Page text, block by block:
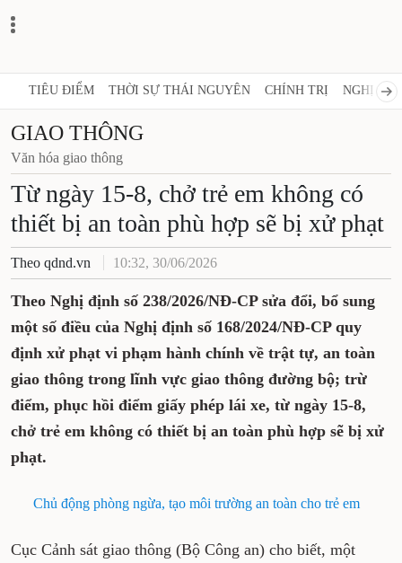
TIÊU ĐIỂM THỜI SỰ THÁI NGUYÊN CHÍNH TRỊ NGHỊ
GIAO THÔNG
Văn hóa giao thông
Từ ngày 15-8, chở trẻ em không có
thiết bị an toàn phù hợp sẽ bị xử phạt
Theo qdnd.vn 10:32, 30/06/2026
Theo Nghị định số 238/2026/NĐ-CP sửa đổi, bổ sung
một số điều của Nghị định số 168/2024/NĐ-CP quy
định xử phạt vi phạm hành chính về trật tự, an toàn
giao thông trong lĩnh vực giao thông đường bộ; trừ
điểm, phục hồi điểm giấy phép lái xe, từ ngày 15-8,
chở trẻ em không có thiết bị an toàn phù hợp sẽ bị xử
phạt.
Chủ động phòng ngừa, tạo môi trường an toàn cho trẻ em
Cục Cảnh sát giao thông (Bộ Công an) cho biết, một